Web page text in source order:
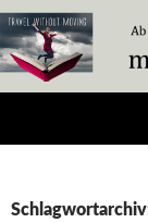
Zum
Inhalt
springen